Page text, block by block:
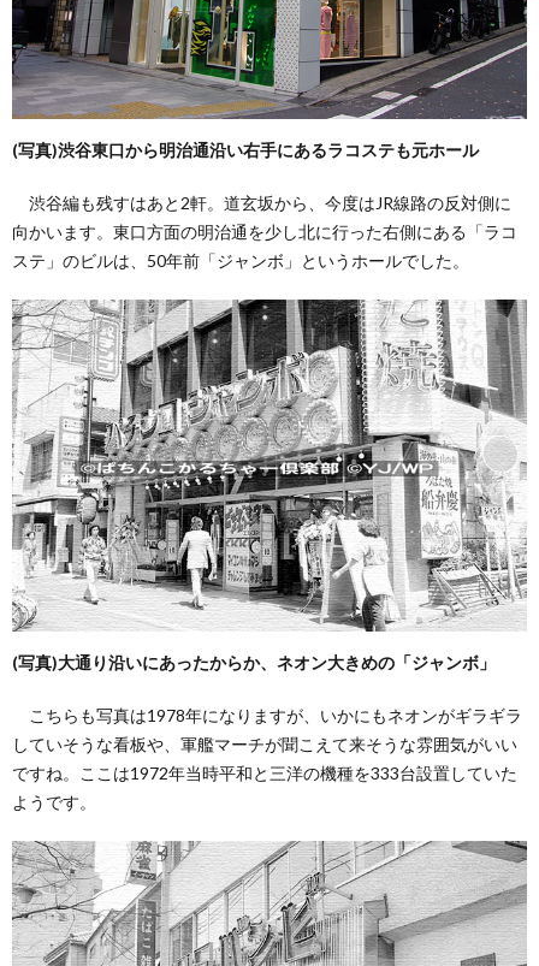
(写真)渋谷東口から明治通沿い右手にあるラコステも元ホール
渋谷編も残すはあと2軒。道玄坂から、今度はJR線路の反対側に
向かいます。東口方面の明治通を少し北に行った右側にある「ラコ
ステ」のビルは、50年前「ジャンボ」というホールでした。
(写真)大通り沿いにあったからか、ネオン大きめの「ジャンボ」
こちらも写真は1978年になりますが、いかにもネオンがギラギラ
していそうな看板や、軍艦マーチが聞こえて来そうな雰囲気がいい
ですね。ここは1972年当時平和と三洋の機種を333台設置していた
ようです。